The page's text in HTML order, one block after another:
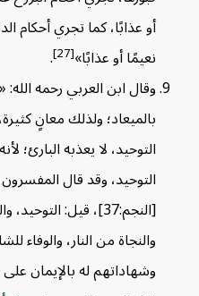
أو عذابًا، كما تجري أحكام
نعيمًا أو عذابًا»[27]
.
وقال ابن العربي رحمه الله:
بالميعاد؛ ولذلك معانٍ
التوحيد، لا يعذبه البارئ؛
التوحيد، وقد قال المفسرون
[النجم:37]، قيل: التوحيد،
والنجاة من النار، والوفاء
وشهاداتهم له بالإيمان